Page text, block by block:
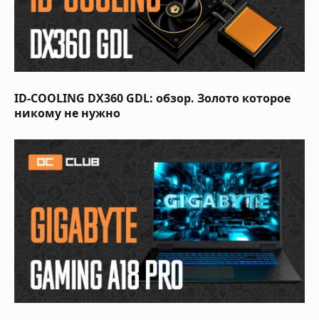
ID-COOLING DX360 GDL: обзор. Золото которое
никому не нужно